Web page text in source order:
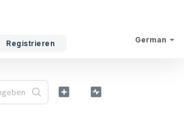
German
Registrieren